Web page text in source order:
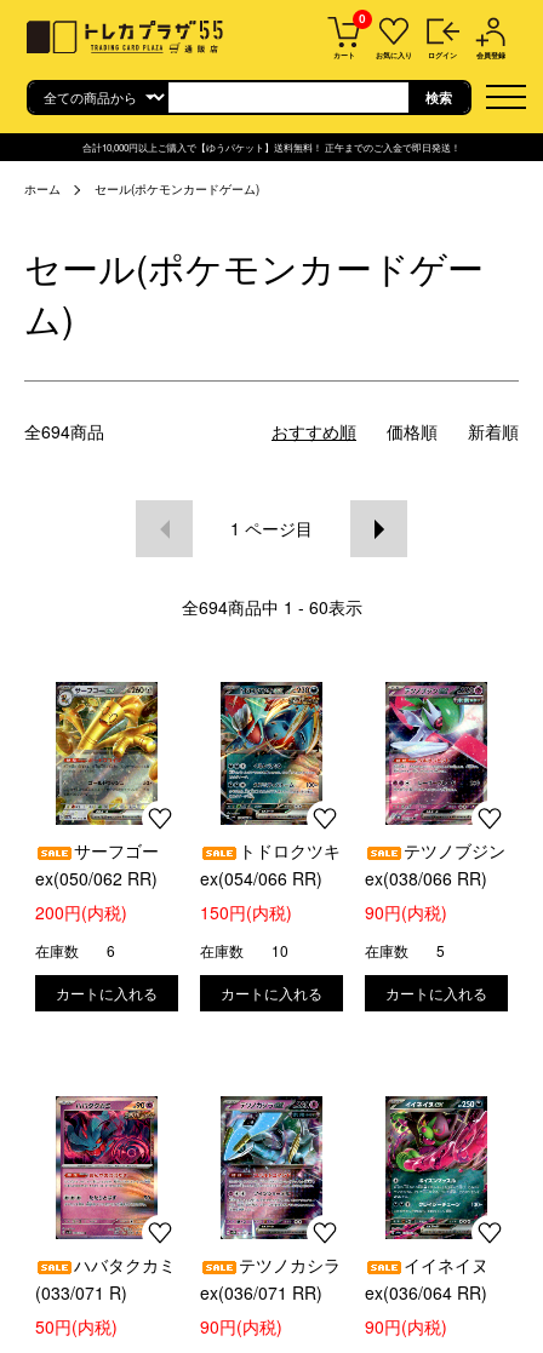
0
カート お気に入り ログイン 会員登録
合計10,000円以上ご購入で【ゆうパケット】送料無料！ 正午までのご入金で即日発送！
ホーム セール(ポケモンカードゲーム)
セール(ポケモンカードゲー
ム)
全694商品 おすすめ順 価格順 新着順
1 ページ目
全694商品中 1 - 60表示
サーフゴー
ex(050/062 RR)
200円(内税)
在庫数 6
トドロクツキ
ex(054/066 RR)
150円(内税)
在庫数 10
テツノブジン
ex(038/066 RR)
90円(内税)
在庫数 5
ハバタクカミ
(033/071 R)
50円(内税)
テツノカシラ
ex(036/071 RR)
90円(内税)
イイネイヌ
ex(036/064 RR)
90円(内税)